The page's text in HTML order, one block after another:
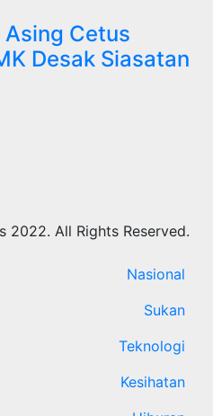
Cetus
Desak Siasatan
All Rights Reserved.
Nasional
Sukan
Teknologi
Kesihatan